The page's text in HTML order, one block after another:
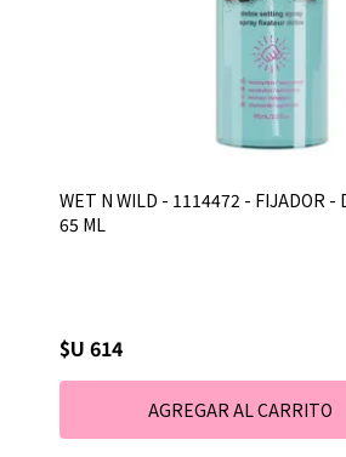
WET N WILD - 1114472 - FIJADOR -
65 ML
$U 614